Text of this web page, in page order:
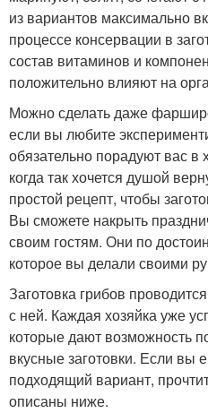
из вариантов максимально
процессе консервации в
состав витаминов и
положительно влияют на
Можно сделать даже
если вы любите
обязательно порадуют вас
когда так хочется душой
простой рецепт, чтобы
Вы сможете накрыть
своим гостям. Они по
которое вы делали своими
Заготовка грибов
с ней. Каждая хозяйка уже
которые дают возможность
вкусные заготовки. Если вы
подходящий вариант,
описаны ниже.